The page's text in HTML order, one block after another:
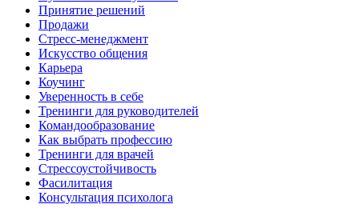
Принятие решений
Продажи
Стресс-менеджмент
Искусство общения
Карьера
Коучинг
Уверенность в себе
Тренинги для руководителей
Командообразование
Как выбрать профессию
Тренинги для врачей
Стрессоустойчивость
Фасилитация
Консультация психолога